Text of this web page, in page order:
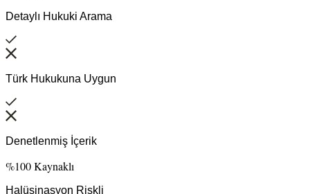
Detaylı Hukuki Arama
Türk Hukukuna Uygun
Denetlenmiş İçerik
%100 Kaynaklı
Halüsinasyon Riskli